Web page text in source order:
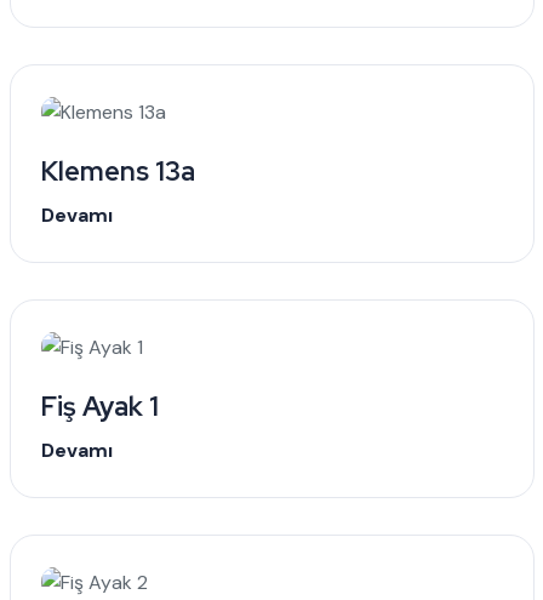
Klemens 13a
Devamı
Fiş Ayak 1
Devamı